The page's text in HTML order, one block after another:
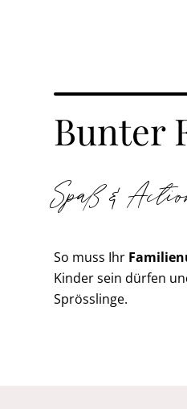
Bunter
Spaß &
So muss Ihr
Kinder sein dürfen
Sprösslinge.